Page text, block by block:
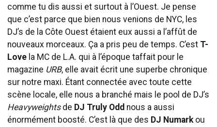
comme tu dis aussi et surtout à l’Ouest. Je pense
que c’est parce que bien nous venions de NYC, les
DJ’s de la Côte Ouest étaient eux aussi a l’affût de
nouveaux morceaux. Ça a pris peu de temps. C’est T-
Love la MC de L.A. qui à l’époque taffait pour le
magazine URB, elle avait écrit une superbe chronique
sur notre maxi. Étant connectée avec toute cette
scène locale, elle nous a branché mais le pool de DJ’s
Heavyweightsde DJ Truly Odd nous a aussi
énormément boosté. C’est là que des DJ Numarkou